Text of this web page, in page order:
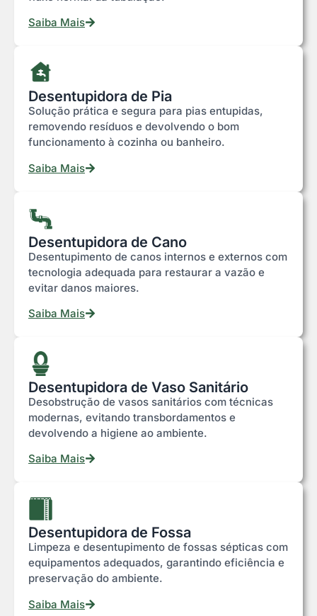
Saiba Mais
Desentupidora de Pia
Solução prática e segura para pias entupidas,
removendo resíduos e devolvendo o bom
funcionamento à cozinha ou banheiro.
Saiba Mais
Desentupidora de Cano
Desentupimento de canos internos e externos com
tecnologia adequada para restaurar a vazão e
evitar danos maiores.
Saiba Mais
Desentupidora de Vaso Sanitário
Desobstrução de vasos sanitários com técnicas
modernas, evitando transbordamentos e
devolvendo a higiene ao ambiente.
Saiba Mais
Desentupidora de Fossa
Limpeza e desentupimento de fossas sépticas com
equipamentos adequados, garantindo eficiência e
preservação do ambiente.
Saiba Mais